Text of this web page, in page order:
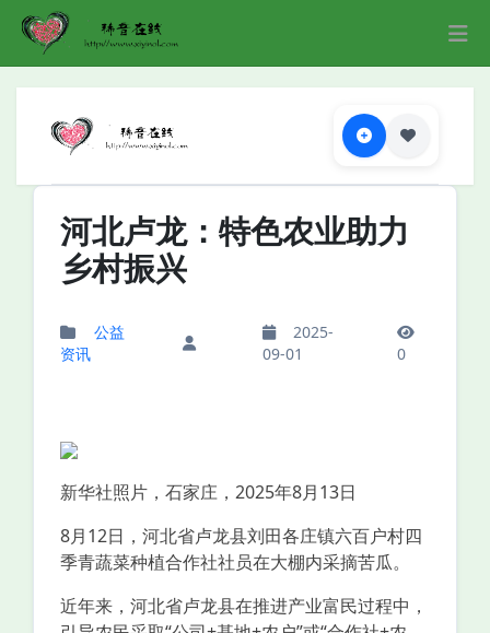
河北卢龙：特色农业助力
乡村振兴
公益
资讯
2025-
09-01
0
新华社照片，石家庄，2025年8月13日
8月12日，河北省卢龙县刘田各庄镇六百户村四
季青蔬菜种植合作社社员在大棚内采摘苦瓜。
近年来，河北省卢龙县在推进产业富民过程中，